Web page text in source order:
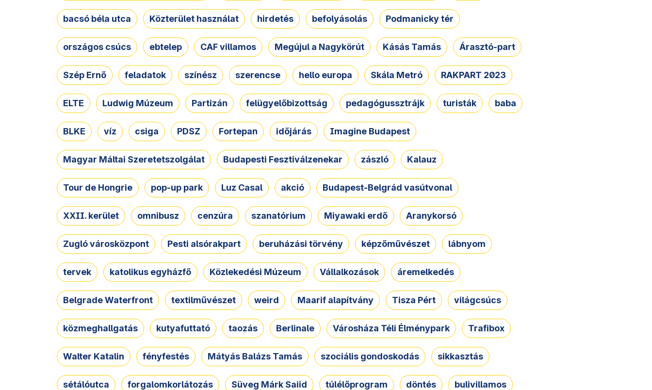
bacsó béla utca Közterület használat hirdetés befolyásolás Podmanicky tér
országos csúcs ebtelep CAF villamos Megújul a Nagykörút Kásás Tamás Árasztó-part
Szép Ernő feladatok színész szerencse hello europa Skála Metró RAKPART 2023
ELTE Ludwig Múzeum Partizán felügyelőbizottság pedagógussztrájk turisták baba
BLKE víz csiga PDSZ Fortepan időjárás Imagine Budapest
Magyar Máltai Szeretetszolgálat Budapesti Fesztiválzenekar zászló Kalauz
Tour de Hongrie pop-up park Luz Casal akció Budapest-Belgrád vasútvonal
XXII. kerület omnibusz cenzúra szanatórium Miyawaki erdő Aranykorsó
Zugló városközpont Pesti alsórakpart beruházási törvény képzőművészet lábnyom
tervek katolikus egyházfő Közlekedési Múzeum Vállalkozások áremelkedés
Belgrade Waterfront textilművészet weird Maarif alapítvány Tisza Pért világcsúcs
közmeghallgatás kutyafuttató taozás Berlinale Városháza Téli Élménypark Trafibox
Walter Katalin fényfestés Mátyás Balázs Tamás szociális gondoskodás sikkasztás
sétálóutca forgalomkorlátozás Süveg Márk Saiid túlélőprogram döntés bulivillamos